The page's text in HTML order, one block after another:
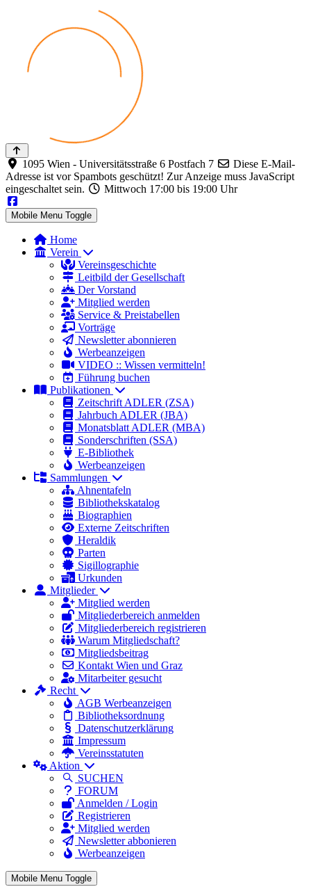
1095 Wien - Universitätsstraße 6 Postfach 7
Diese E-Mail-
Adresse ist vor Spambots geschützt! Zur Anzeige muss JavaScript
eingeschaltet sein.
Mittwoch 17:00 bis 19:00 Uhr
Mobile Menu Toggle
Home
Verein
Vereinsgeschichte
Leitbild der Gesellschaft
Der Vorstand
Mitglied werden
Service & Preistabellen
Vorträge
Newsletter abonnieren
Werbeanzeigen
VIDEO :: Wissen vermitteln!
Führung buchen
Publikationen
Zeitschrift ADLER (ZSA)
Jahrbuch ADLER (JBA)
Monatsblatt ADLER (MBA)
Sonderschriften (SSA)
E-Bibliothek
Werbeanzeigen
Sammlungen
Ahnentafeln
Bibliothekskatalog
Biographien
Externe Zeitschriften
Heraldik
Parten
Sigillographie
Urkunden
Mitglieder
Mitglied werden
Mitgliederbereich anmelden
Mitgliederbereich registrieren
Warum Mitgliedschaft?
Mitgliedsbeitrag
Kontakt Wien und Graz
Mitarbeiter gesucht
Recht
AGB Werbeanzeigen
Bibliotheksordnung
Datenschutzerklärung
Impressum
Vereinsstatuten
Aktion
SUCHEN
FORUM
Anmelden / Login
Registrieren
Mitglied werden
Newsletter abbonieren
Werbeanzeigen
Mobile Menu Toggle